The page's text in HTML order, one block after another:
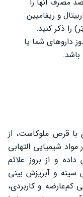
و ریفامپین
را ذکر کنید.
داروهای شما یا
قرص ملوکاست، از
شیمیایی التهابی
و از بروز علائم
و آبریزش بینی
کم‌عارضه و کاربردی،